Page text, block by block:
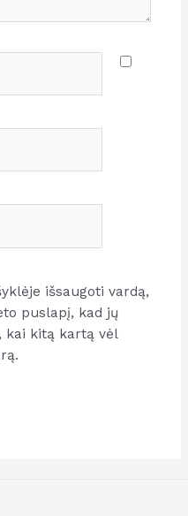
išsaugoti vardą,
puslapį, kad jų
kai kitą kartą vėl